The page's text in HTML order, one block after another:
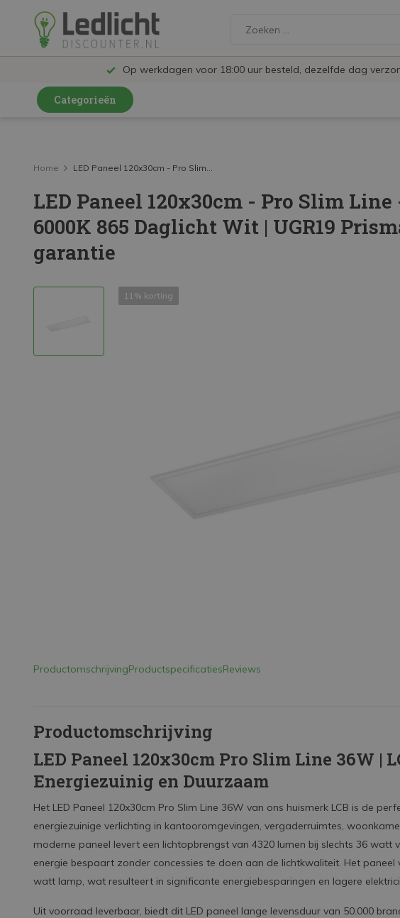
Op werkdagen voor 18:00 uur besteld, dezelfde dag
Categorieën
LED Railspots
LED Panelen
LED TL
LED Plafondlampen en Wandlampen
LED High Bay lampen
Home LED Paneel 120x30cm - Pro Slim...
LED Paneel 120x30cm - Pro Slim
6000K 865 Daglicht Wit | UGR19
garantie
11% korting
ProductomschrijvingProductspecificatiesReviews
Productomschrijving
LED Paneel 120x30cm Pro Slim Line 36W |
Energiezuinig en Duurzaam
Het LED Paneel 120x30cm Pro Slim Line 36W van ons huismerk LCB is de
energiezuinige verlichting in kantooromgevingen, vergaderruimtes,
moderne paneel levert een lichtopbrengst van 4320 lumen bij slechts 36 watt
energie bespaart zonder concessies te doen aan de lichtkwaliteit. Het
watt lamp, wat resulteert in significante energiebesparingen en lagere
Uit voorraad leverbaar, biedt dit LED paneel lange levensduur van 50.000